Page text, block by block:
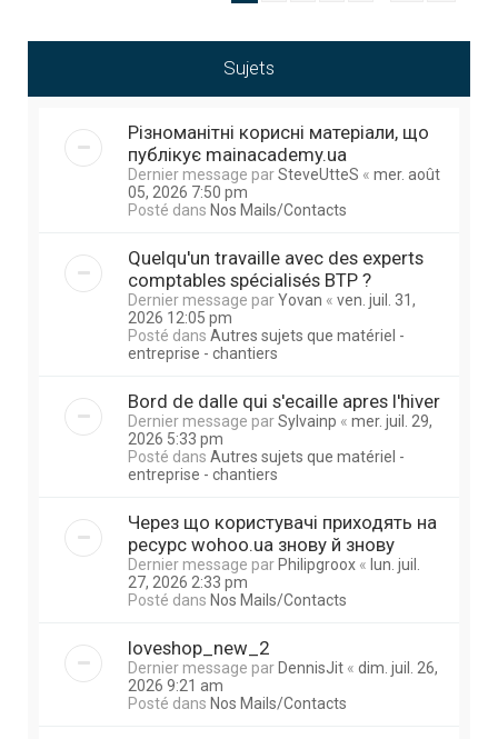
Sujets
Різноманітні корисні матеріали, що
публікує mainacademy.ua
Dernier message parSteveUtteS « mer. août
05, 2026 7:50 pm
Posté dans Nos Mails/Contacts
Quelqu'un travaille avec des experts
comptables spécialisés BTP ?
Dernier message parYovan « ven. juil. 31,
2026 12:05 pm
Posté dans Autres sujets que matériel -
entreprise - chantiers
Bord de dalle qui s'ecaille apres l'hiver
Dernier message parSylvainp « mer. juil. 29,
2026 5:33 pm
Posté dans Autres sujets que matériel -
entreprise - chantiers
Через що користувачі приходять на
ресурс wohoo.ua знову й знову
Dernier message par Philipgroox « lun. juil.
27, 2026 2:33 pm
Posté dans Nos Mails/Contacts
loveshop_new_2
Dernier message par DennisJit « dim. juil. 26,
2026 9:21 am
Posté dans Nos Mails/Contacts